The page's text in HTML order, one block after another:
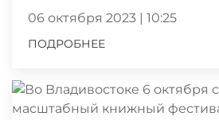
06 октября 2023 | 10:25
ПОДРОБНЕЕ